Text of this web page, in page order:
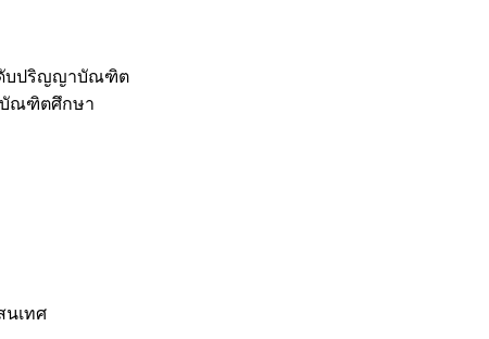
ดับปริญญาบัณฑิต
บัณฑิตศึกษา
นเทศ